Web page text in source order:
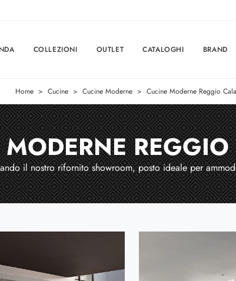
COLLEZIONI OUTLET CATALOGHI BRAND
Home > Cucine > Cucine Moderne > Cucine Moderne Reggio
il nostro rifornito showroom, posto ideale per